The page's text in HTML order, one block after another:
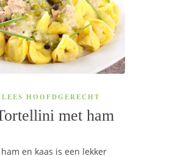
HOOFDGERECHT
met ham
en kaas is een lekker